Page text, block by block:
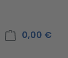
0,00 €